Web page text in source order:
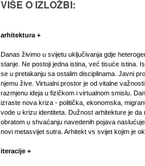
VIŠE O IZLOŽBI:
arhitektura +
Danas živimo u svijetu uključivanja gdje
stanje. Ne postoji jedna istina, već tisuće istina.
se u pretakanju sa ostalim disciplinama. Javni
njemu žive. Virtualni prostor je od vitalne
razmjenu ideja u fizičkom i virtualnom smislu.
izraste nova kriza - politička, ekonomska,
vode u krizu identiteta. Dužnost arhitekture je
obratom u shvaćanju navedenih pojava
novi metasvijet sutra. Arhitekt vs svijet kojim je
iteracije +